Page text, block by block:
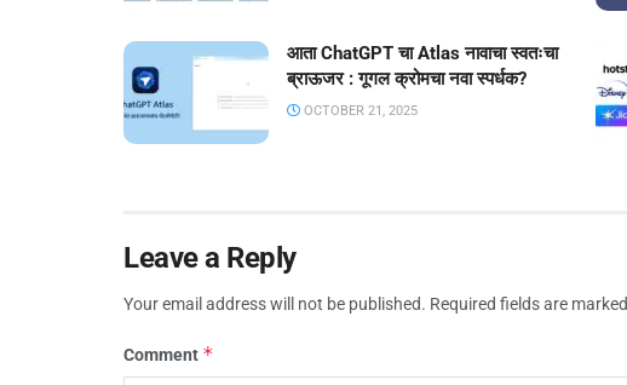
आता ChatGPT चा Atlas नावाचा स्वतःचा
ब्राऊजर : गूगल क्रोमचा नवा स्पर्धक?
OCTOBER 21, 2025
Leave a Reply
Your email address will not be published. Required fields are marked
Comment *